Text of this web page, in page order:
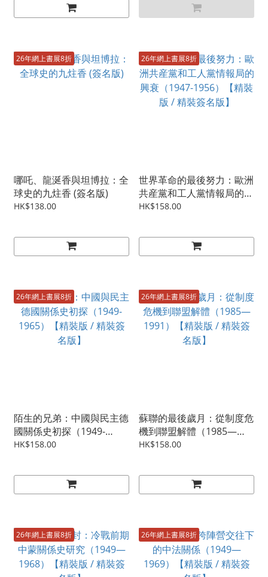
26年網上書展8折
哪吒、龍涎香與坦博拉：全
球史的九炷香 (簽名版)
HK$138.00
26年網上書展8折
世界革命的最後努力：歐洲
共産黨和工人黨情報局的興
衰（1947-1956）【精裝版
HK$158.00
26年網上書展8折
陌生的兄弟：中國與民主德
國關係史初探（1949-
1965）【精裝版 / 精裝簽
HK$158.00
26年網上書展8折
蘇聯的最後歲月：從制度危
機到聯盟解體（1985—
1991）【精裝版 / 精裝簽
HK$158.00
26年網上書展8折 26年網上書展8折